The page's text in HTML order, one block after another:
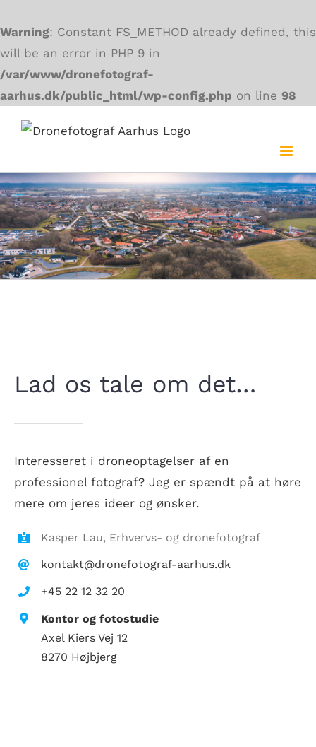
Warning: Constant FS_METHOD already defined, this
will be an error in PHP 9 in
/var/www/dronefotograf-
aarhus.dk/public_html/wp-config.php on line 98
Lad os tale om det…
Interesseret i droneoptagelser af en
professionel fotograf? Jeg er spændt på at høre
mere om jeres ideer og ønsker.
Kasper Lau, Erhvervs- og dronefotograf
kontakt@dronefotograf-aarhus.dk
+45 22 12 32 20
Kontor og fotostudie
Axel Kiers Vej 12
8270 Højbjerg